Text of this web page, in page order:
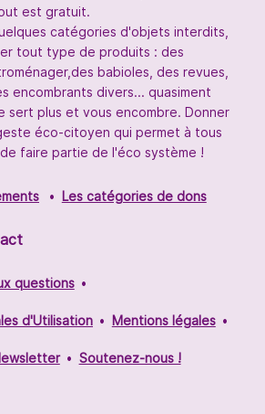
est gratuit.
catégories d'objets interdits,
tout type de produits : des
babioles, des revues,
encombrants divers... quasiment
sert plus et vous encombre. Donner
éco-citoyen qui permet à tous
faire partie de l'éco système !
Les catégories de dons
questions
d'Utilisation Mentions légales
Soutenez-nous !